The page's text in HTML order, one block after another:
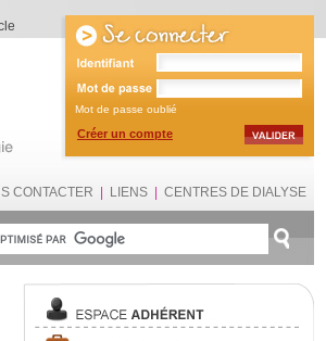
Mot de passe oublié
Créer un compte
CONTACTER LIENS CENTRES DE DIALYSE